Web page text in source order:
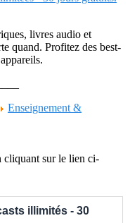
livres audio et
quand. Profitez des best-
Enseignement &
cliquant sur le lien ci-
illimités - 30